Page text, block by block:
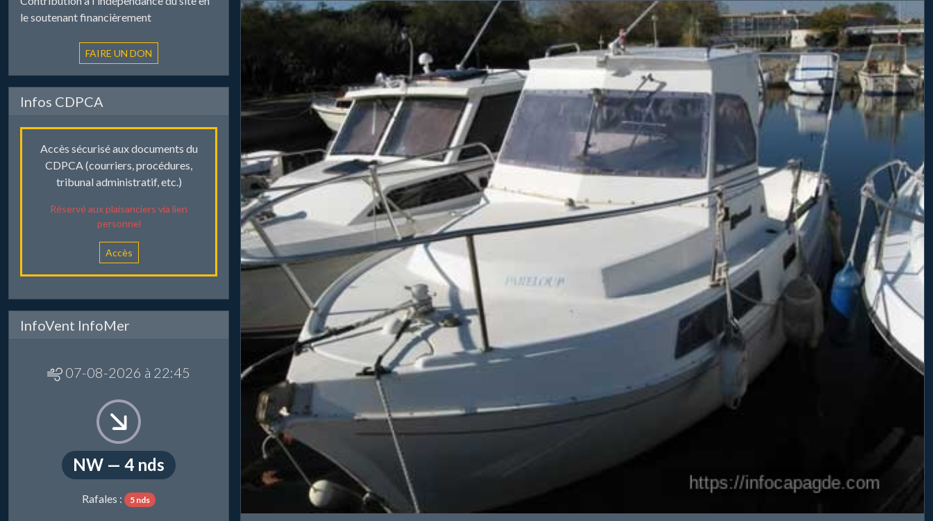
le soutenant financièrement
Infos CDPCA
Accès sécurisé aux documents du
CDPCA (courriers, procédures,
tribunal administratif, etc.)
Réservé aux plaisanciers via lien
personnel
Accès
InfoVent InfoMer
07-08-2026 à 22:45
NW — 4 nds
Rafales : 5 nds